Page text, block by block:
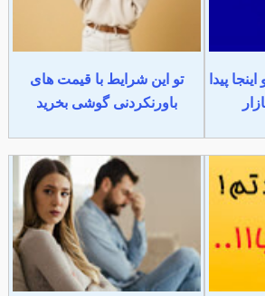
پیدا
تو این شرایط با قیمت های
باورنکردنی گوشی بخرید